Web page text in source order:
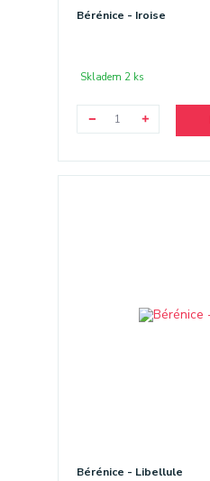
Bérénice - Iroise
Skladem 2 ks
Bérénice - Libellule